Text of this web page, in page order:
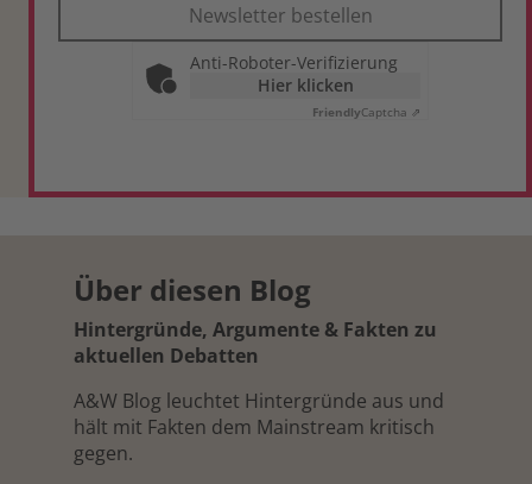
Newsletter bestellen
Anti-Roboter-Verifizierung
Hier klicken
FriendlyCaptcha ⇗
Über diesen Blog
Hintergründe, Argumente & Fakten zu
aktuellen Debatten
A&W Blog leuchtet Hintergründe aus und
hält mit Fakten dem Mainstream kritisch
gegen.